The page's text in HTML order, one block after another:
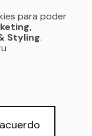
para poder
Styling.